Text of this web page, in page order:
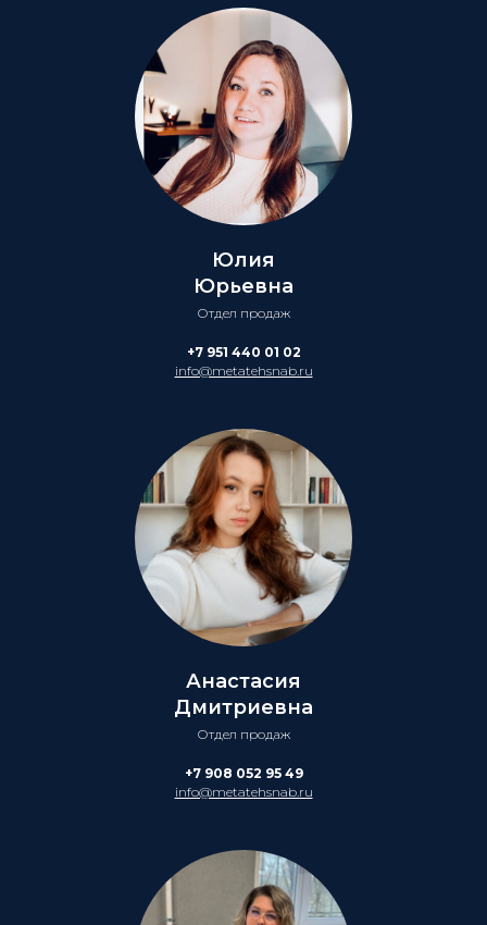
Юлия
Юрьевна
Отдел продаж
+7 951 440 01 02
info@metatehsnab.ru
Анастасия
Дмитриевна
Отдел продаж
+7 908 052 95 49
info@metatehsnab.ru